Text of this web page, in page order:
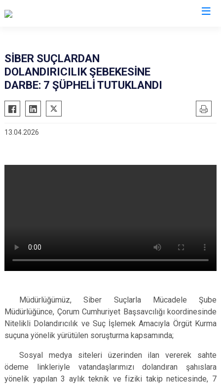
SİBER SUÇLARDAN
DOLANDIRICILIK ŞEBEKESİNE
DARBE: 7 ŞÜPHELİ TUTUKLANDI
13.04.2026
Müdürlüğümüz, Siber Suçlarla Mücadele Şube
Müdürlüğünce, Çorum Cumhuriyet Başsavcılığı koordinesinde
Nitelikli Dolandırıcılık ve Suç İşlemek Amacıyla Örgüt Kurma
suçuna yönelik yürütülen soruşturma kapsamında;
Sosyal medya siteleri üzerinden ilan vererek sahte
ödeme linkleriyle vatandaşlarımızı dolandıran şahıslara
yönelik yapılan 3 aylık teknik ve fiziki takip neticesinde, 7